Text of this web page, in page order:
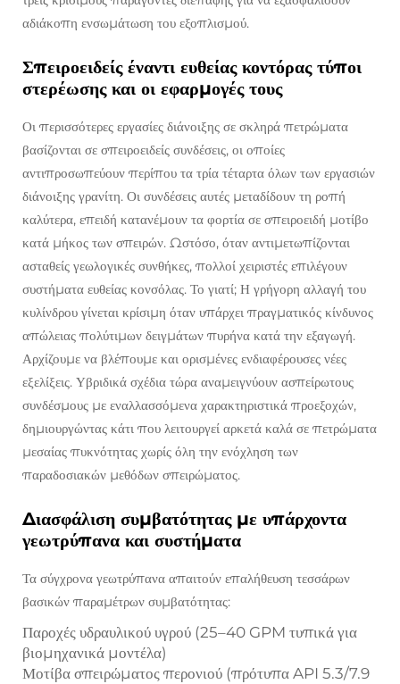
αδιάκοπη ενσωμάτωση του εξοπλισμού.
Σπειροειδείς έναντι ευθείας κοντόρας τύποι
στερέωσης και οι εφαρμογές τους
Οι περισσότερες εργασίες διάνοιξης σε σκληρά πετρώματα
βασίζονται σε σπειροειδείς συνδέσεις, οι οποίες
αντιπροσωπεύουν περίπου τα τρία τέταρτα όλων των εργασιών
διάνοιξης γρανίτη. Οι συνδέσεις αυτές μεταδίδουν τη ροπή
καλύτερα, επειδή κατανέμουν τα φορτία σε σπειροειδή μοτίβο
κατά μήκος των σπειρών. Ωστόσο, όταν αντιμετωπίζονται
ασταθείς γεωλογικές συνθήκες, πολλοί χειριστές επιλέγουν
συστήματα ευθείας κονσόλας. Το γιατί; Η γρήγορη αλλαγή του
κυλίνδρου γίνεται κρίσιμη όταν υπάρχει πραγματικός κίνδυνος
απώλειας πολύτιμων δειγμάτων πυρήνα κατά την εξαγωγή.
Αρχίζουμε να βλέπουμε και ορισμένες ενδιαφέρουσες νέες
εξελίξεις. Υβριδικά σχέδια τώρα αναμειγνύουν ασπείρωτους
συνδέσμους με εναλλασσόμενα χαρακτηριστικά προεξοχών,
δημιουργώντας κάτι που λειτουργεί αρκετά καλά σε πετρώματα
μεσαίας πυκνότητας χωρίς όλη την ενόχληση των
παραδοσιακών μεθόδων σπειρώματος.
Διασφάλιση συμβατότητας με υπάρχοντα
γεωτρύπανα και συστήματα
Τα σύγχρονα γεωτρύπανα απαιτούν επαλήθευση τεσσάρων
βασικών παραμέτρων συμβατότητας:
Παροχές υδραυλικού υγρού (25–40 GPM τυπικά για
βιομηχανικά μοντέλα)
Μοτίβα σπειρώματος περονιού (πρότυπα API 5.3/7.9